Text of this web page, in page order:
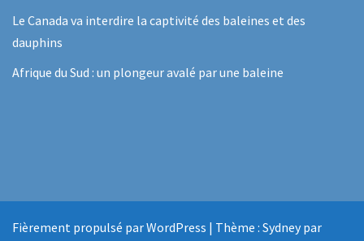
Le Canada va interdire la captivité des baleines et des
dauphins
Afrique du Sud : un plongeur avalé par une baleine
Fièrement propulsé par WordPress | Thème : Sydneypar